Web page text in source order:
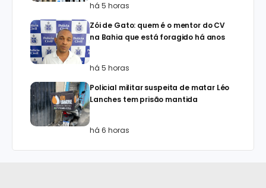
há 5 horas
Zói de Gato: quem é o mentor do CV
na Bahia que está foragido há anos
há 5 horas
Policial militar suspeita de matar Léo
Lanches tem prisão mantida
há 6 horas